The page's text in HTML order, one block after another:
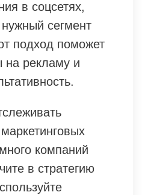
в соцсетях,
сегмент
подход поможет
на рекламу и
компаний
в стратегию